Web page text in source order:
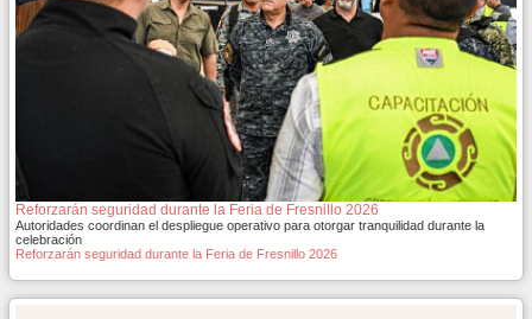
Reforzarán seguridad durante la Feria de Fresnillo 2026
Autoridades coordinan el despliegue operativo para otorgar tranquilidad durante la
celebración
Reforzarán seguridad durante la Feria de Fresnillo 2026